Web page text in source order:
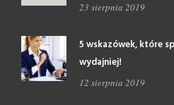
23 sierpnia 2019
5 wskazówek, które
wydajniej!
12 sierpnia 2019